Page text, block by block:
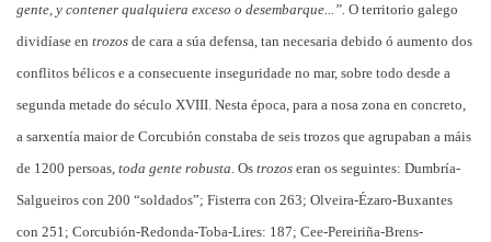
gente, y contener qualquiera exceso o desembarque...”. O territorio galego
dividíase en trozos de cara a súa defensa, tan necesaria debido ó aumento dos
conflitos bélicos e a consecuente inseguridade no mar, sobre todo desde a
segunda metade do século XVIII. Nesta época, para a nosa zona en concreto,
a sarxentía maior de Corcubión constaba de seis trozos que agrupaban a máis
de 1200 persoas, toda gente robusta. Os trozos eran os seguintes: Dumbría-
Salgueiros con 200 “soldados”; Fisterra con 263; Olveira-Ézaro-Buxantes
con 251; Corcubión-Redonda-Toba-Lires: 187; Cee-Pereiriña-Brens-